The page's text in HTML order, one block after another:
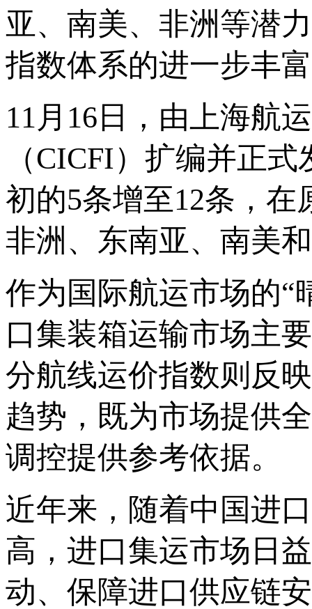
亚、南美、非洲等潜
指数体系的进一步丰
11月16日，由上海航
（CICFI）扩编并正
初的5条增至12条，
非洲、东南亚、南美
作为国际航运市场的“
口集装箱运输市场主
分航线运价指数则反
趋势，既为市场提供
调控提供参考依据。
近年来，随着中国进
高，进口集运市场日
动、保障进口供应链